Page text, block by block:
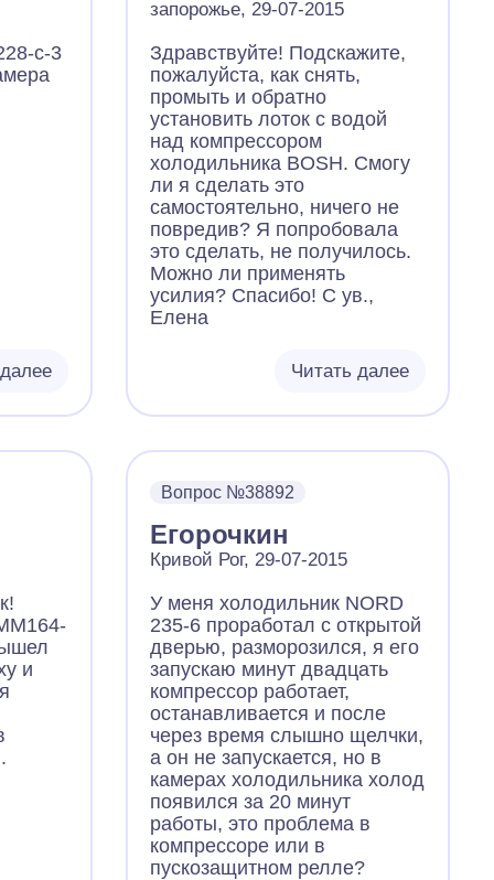
тепла с последнего.НЕ
делать?
с-3
запорожье, 29-07-2015
Здравствуйте! Подскажите,
пожалуйста, как снять,
промыть и обратно
установить лоток с водой
над компрессором
холодильника BOSH. Смогу
ли я сделать это
самостоятельно, ничего не
повредив? Я попробовала
это сделать, не получилось.
Можно ли применять
усилия? Спасибо! С ув.,
Елена
Читать далее
и
Вопрос №38892
Егорочкин
Кривой Рог, 29-07-2015
У меня холодильник NORD
235-6 проработал с открытой
дверью, разморозился, я его
запускаю минут двадцать
компрессор работает,
останавливается и после
через время слышно щелчки,
а он не запускается, но в
камерах холодильника холод
появился за 20 минут
работы, это проблема в
компрессоре или в
пускозащитном релле?